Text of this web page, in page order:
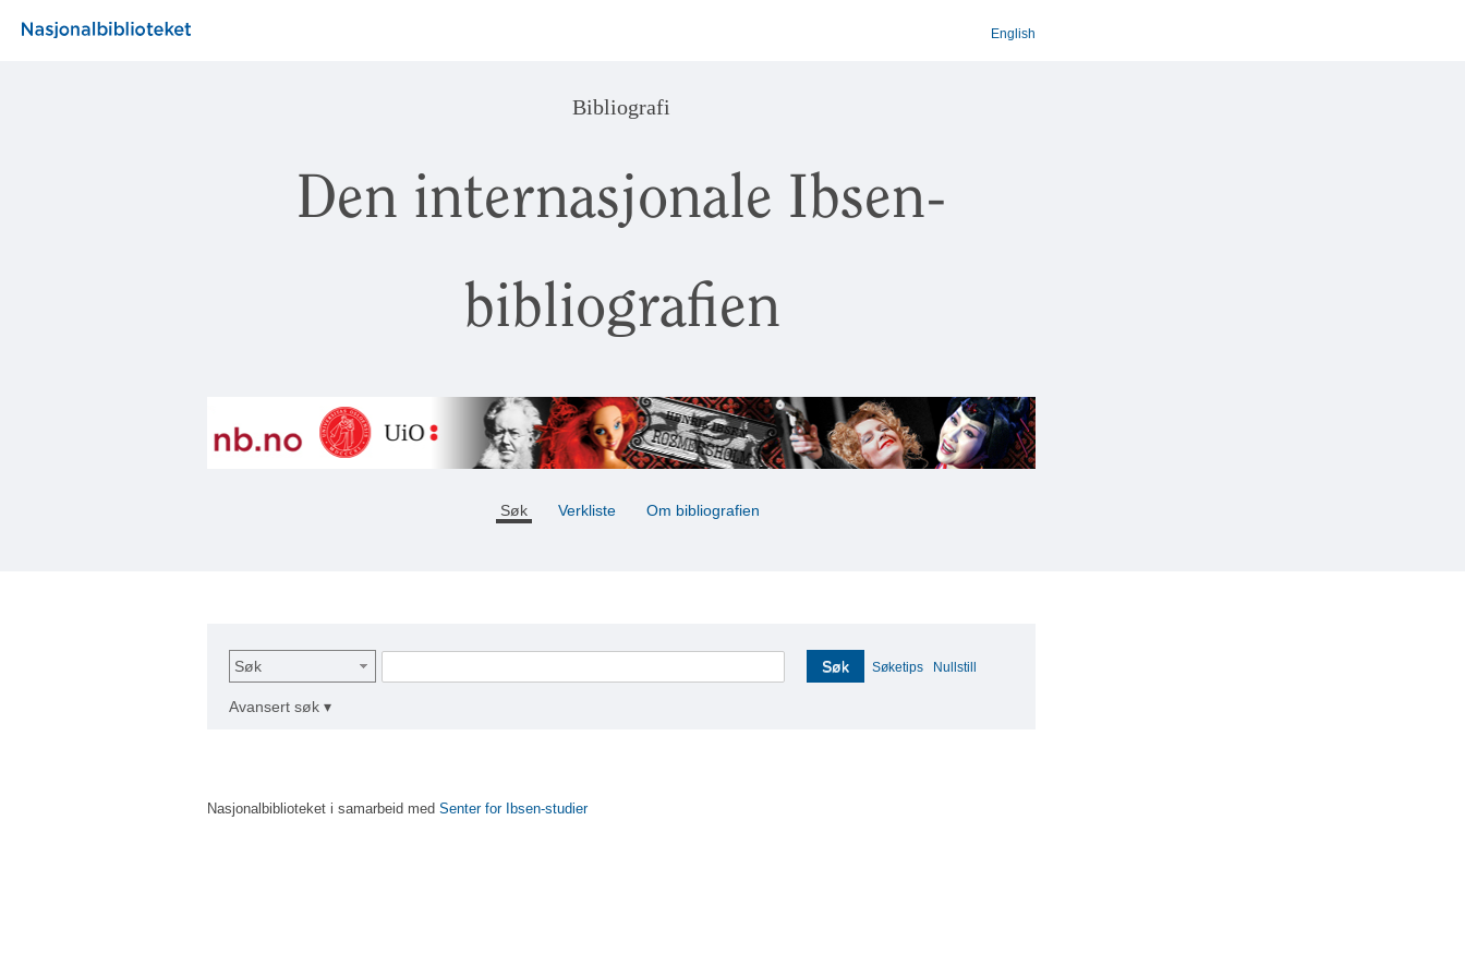
English
Bibliografi
Den internasjonale Ibsen-
bibliografien
Søk Verkliste Om bibliografien
Søk Søk Søketips Nullstill
Avansert søk ▾
Nasjonalbiblioteket i samarbeid med Senter for Ibsen-studier